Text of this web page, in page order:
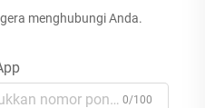
menghubungi Anda.
0/100